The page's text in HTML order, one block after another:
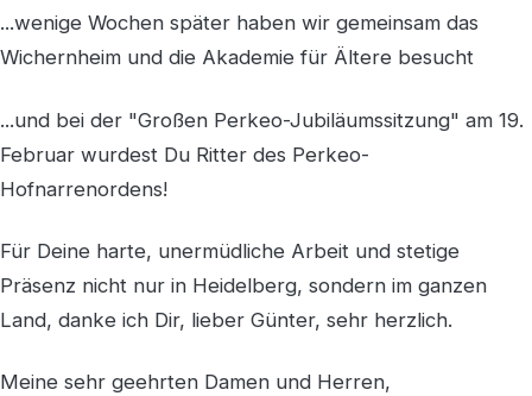
...wenige Wochen später haben wir gemeinsam das
Wichernheim und die Akademie für Ältere besucht
...und bei der "Großen Perkeo-Jubiläumssitzung" am 19.
Februar wurdest Du Ritter des Perkeo-
Hofnarrenordens!
Für Deine harte, unermüdliche Arbeit und stetige
Präsenz nicht nur in Heidelberg, sondern im ganzen
Land, danke ich Dir, lieber Günter, sehr herzlich.
Meine sehr geehrten Damen und Herren,